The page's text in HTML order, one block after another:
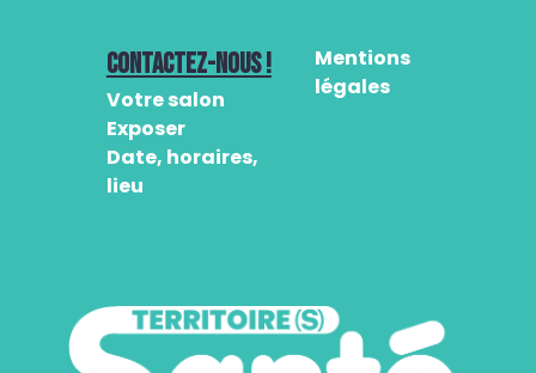
CONTACTEZ-NOUS !
Votre salon
Exposer
Date, horaires,
lieu
Mentions
légales